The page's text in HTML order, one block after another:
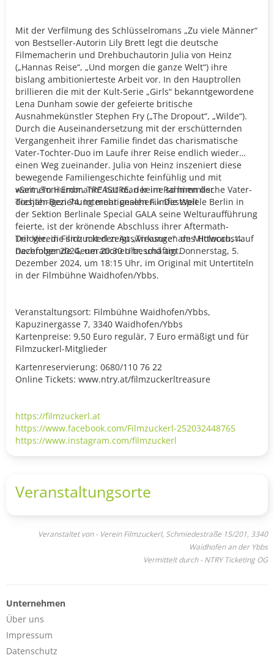
Mit der Verfilmung des Schlüsselromans „Zu viele Männer“
von Bestseller-Autorin Lily Brett legt die deutsche
Filmemacherin und Drehbuchautorin Julia von Heinz
(„Hannas Reise“, „Und morgen die ganze Welt“) ihre
bislang ambitionierteste Arbeit vor. In den Hauptrollen
brillieren die mit der Kult-Serie „Girls“ bekanntgewordene
Lena Dunham sowie der gefeierte britische
Ausnahmekünstler Stephen Fry („The Dropout“, „Wilde“).
Durch die Auseinandersetzung mit der erschütternden
Vergangenheit ihrer Familie findet das charismatische
Vater-Tochter-Duo im Laufe ihrer Reise endlich wieder
einen Weg zueinander. Julia von Heinz inszeniert diese
bewegende Familiengeschichte feinfühlig und mit
warmem Humor. TREASURE, der im Rahmen der
diesjährigen 74. Internationalen Filmfestspiele Berlin in
der Sektion Berlinale Special GALA seine Welturaufführung
feierte, ist der krönende Abschluss ihrer Aftermath-
Trilogie, die sich mit den Auswirkungen des Holocaust auf
nachfolgende Generationen beschäftigt.
»Seit „Toni Erdmann“ hat man keine so himmlische Vater-
Tochter-Beziehung mehr gesehen.« Die Welt
Der Verein Filmzuckerl zeigt „Treasure“ am Mittwoch, 4.
Dezember 2024, um 20:30 Uhr, und am Donnerstag, 5.
Dezember 2024, um 18:15 Uhr, im Original mit Untertiteln
in der Filmbühne Waidhofen/Ybbs.
Veranstaltungsort: Filmbühne Waidhofen/Ybbs,
Kapuzinergasse 7, 3340 Waidhofen/Ybbs
Kartenpreise: 9,50 Euro regulär, 7 Euro ermäßigt und für
Filmzuckerl-Mitglieder
Kartenreservierung: 0680/110 76 22
Online Tickets: www.ntry.at/filmzuckerltreasure
https://filmzuckerl.at
https://www.facebook.com/Filmzuckerl-252032448765
https://www.instagram.com/filmzuckerl
Veranstaltungsorte
Veranstaltet von - Verein Filmzuckerl, Schmiedestraße 15/201, 3340
Waidhofen an der Ybbs
Vermittelt durch - NTRY Ticketing OG
Unternehmen
Über uns
Impressum
Datenschutz